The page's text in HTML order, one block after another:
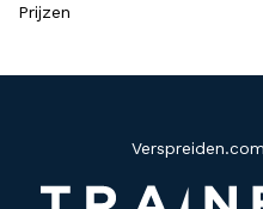
Prijzen